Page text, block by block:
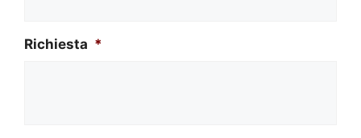
Richiesta *